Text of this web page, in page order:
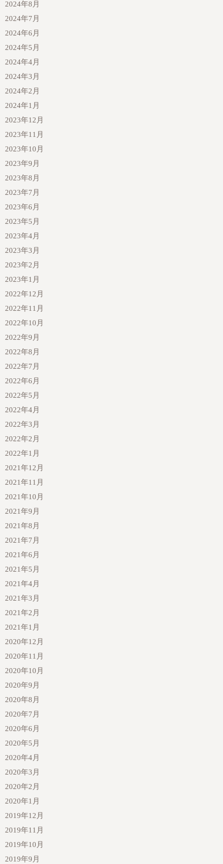
2024年8月
2024年7月
2024年6月
2024年5月
2024年4月
2024年3月
2024年2月
2024年1月
2023年12月
2023年11月
2023年10月
2023年9月
2023年8月
2023年7月
2023年6月
2023年5月
2023年4月
2023年3月
2023年2月
2023年1月
2022年12月
2022年11月
2022年10月
2022年9月
2022年8月
2022年7月
2022年6月
2022年5月
2022年4月
2022年3月
2022年2月
2022年1月
2021年12月
2021年11月
2021年10月
2021年9月
2021年8月
2021年7月
2021年6月
2021年5月
2021年4月
2021年3月
2021年2月
2021年1月
2020年12月
2020年11月
2020年10月
2020年9月
2020年8月
2020年7月
2020年6月
2020年5月
2020年4月
2020年3月
2020年2月
2020年1月
2019年12月
2019年11月
2019年10月
2019年9月